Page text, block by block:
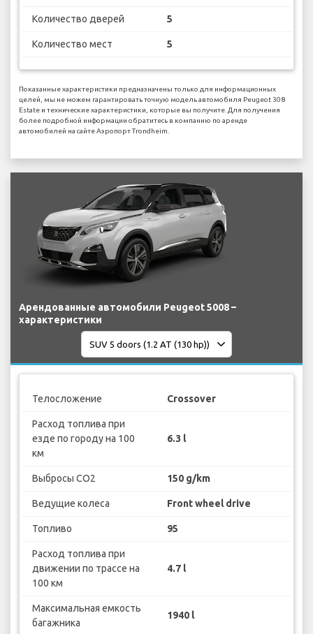
Количество дверей 5
Количество мест 5
Показанные характеристики предназначены только для информационных
целей, мы не можем гарантировать точную модель автомобиля Peugeot 308
Estate и технические характеристики, которые вы получите. Для получения
более подробной информации обратитесь в компанию по аренде
автомобилей на сайте Аэропорт Trondheim.
Арендованные автомобили Peugeot 5008 –
характеристики
Телосложение Crossover
Расход топлива при
езде по городу на 100
км
6.3 l
Выбросы CO2 150 g/km
Ведущие колеса Front wheel drive
Топливо 95
Расход топлива при
движении по трассе на
100 км
4.7 l
Максимальная емкость
багажника
1940 l